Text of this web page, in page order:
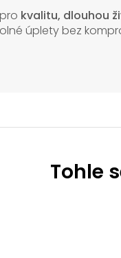
kvalitu, dlouhou
úplety bez